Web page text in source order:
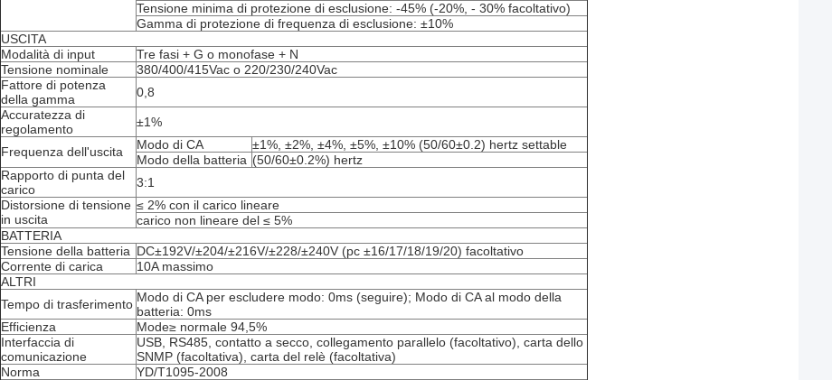
Tensione minima di protezione di esclusione: -45% (-20%, - 30% facoltativo)
Gamma di protezione di frequenza di esclusione: ±10%
USCITA
Modalità di input
Tre fasi + G o monofase + N
Tensione nominale
380/400/415Vac o 220/230/240Vac
Fattore di potenza
della gamma
0,8
Accuratezza di
regolamento
±1%
Frequenza dell'uscita Modo di CA
±1%, ±2%, ±4%, ±5%, ±10% (50/60±0.2) hertz settable
Modo della batteria (50/60±0.2%) hertz
Rapporto di punta del
carico
3:1
Distorsione di tensione
in uscita
≤ 2% con il carico lineare
carico non lineare del ≤ 5%
BATTERIA
Tensione della batteria DC±192V/±204/±216V/±228/±240V (pc ±16/17/18/19/20) facoltativo
Corrente di carica
10A massimo
ALTRI
Tempo di trasferimento Modo di CA per escludere modo: 0ms (seguire); Modo di CA al modo della
batteria: 0ms
Efficienza
Mode≥ normale 94,5%
Interfaccia di
comunicazione
USB, RS485, contatto a secco, collegamento parallelo (facoltativo), carta dello
SNMP (facoltativa), carta del relè (facoltativa)
Norma
YD/T1095-2008